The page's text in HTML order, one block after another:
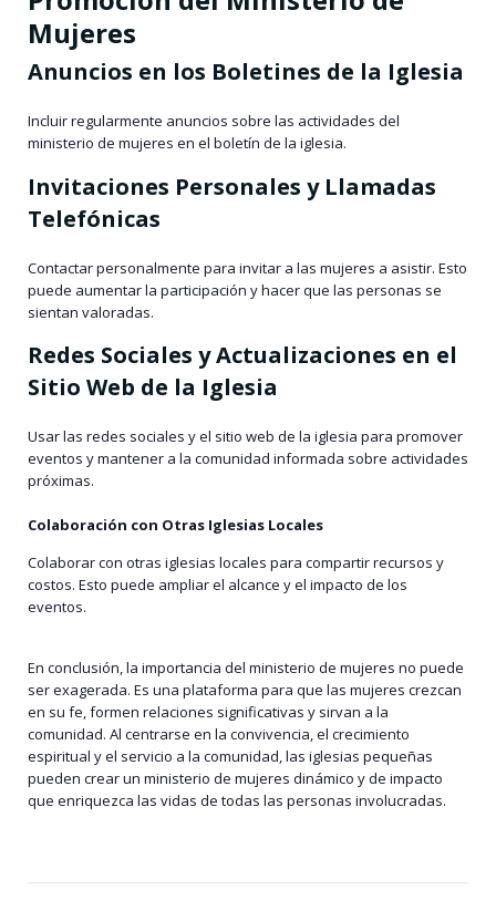
Mujeres
Anuncios en los Boletines de la Iglesia
Incluir regularmente anuncios sobre las actividades del
ministerio de mujeres en el boletín de la iglesia.
Invitaciones Personales y Llamadas
Telefónicas
Contactar personalmente para invitar a las mujeres a asistir. Esto
puede aumentar la participación y hacer que las personas se
sientan valoradas.
Redes Sociales y Actualizaciones en el
Sitio Web de la Iglesia
Usar las redes sociales y el sitio web de la iglesia para promover
eventos y mantener a la comunidad informada sobre actividades
próximas.
Colaboración con Otras Iglesias Locales
Colaborar con otras iglesias locales para compartir recursos y
costos. Esto puede ampliar el alcance y el impacto de los
eventos.
En conclusión, la importancia del ministerio de mujeres no puede
ser exagerada. Es una plataforma para que las mujeres crezcan
en su fe, formen relaciones significativas y sirvan a la
comunidad. Al centrarse en la convivencia, el crecimiento
espiritual y el servicio a la comunidad, las iglesias pequeñas
pueden crear un ministerio de mujeres dinámico y de impacto
que enriquezca las vidas de todas las personas involucradas.